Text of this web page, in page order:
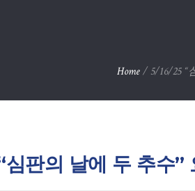
Home/ 5/16/25
판의 날에 두 추수”